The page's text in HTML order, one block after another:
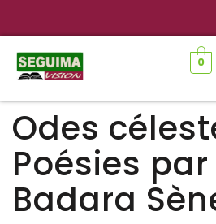
0
Odes
Poésies
Badara